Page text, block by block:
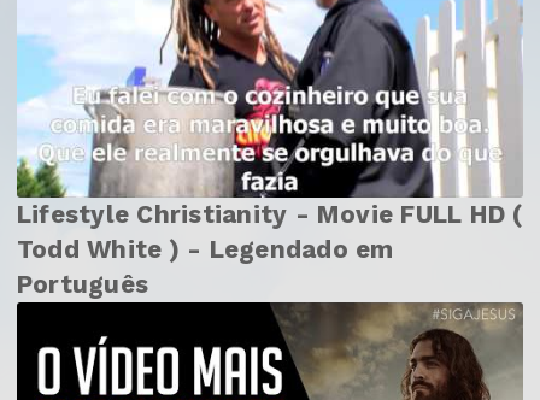
Lifestyle Christianity - Movie FULL HD (
Todd White ) - Legendado em
Português